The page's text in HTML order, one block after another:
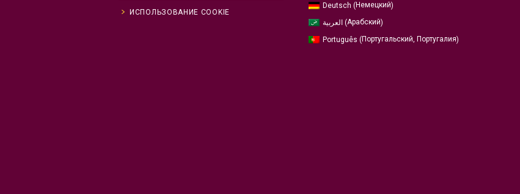
ИСПОЛЬЗОВАНИЕ COOKIE
Deutsch (Немецкий)
العربية (Арабский)
Português (Португальский, Португалия)